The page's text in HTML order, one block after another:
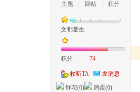
主题
回帖
积分
文都童生
积分 74
收听TA
发消息
鲜花(0) 鸡蛋(0)